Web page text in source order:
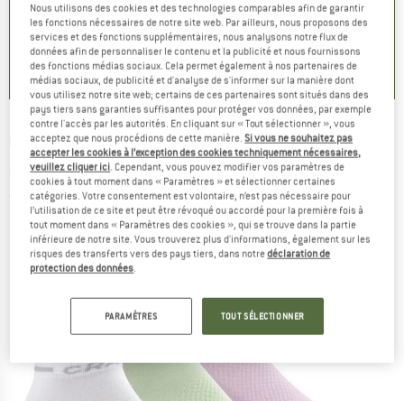
3
)
4,99 €
+1
4,7(80)
4,79 €
+2
4,7(63)
CRAFT -Core Dry Mid Socks 3-Pack -
Chaussettes de cyclisme
(0)
Nous utilisons des cookies et des technologies comparables afin de garantir
les fonctions nécessaires de notre site web. Par ailleurs, nous proposons des
services et des fonctions supplémentaires, nous analysons notre flux de
données afin de personnaliser le contenu et la publicité et nous fournissons
des fonctions médias sociaux. Cela permet également à nos partenaires de
médias sociaux, de publicité et d'analyse de s'informer sur la manière dont
vous utilisez notre site web; certains de ces partenaires sont situés dans des
pays tiers sans garanties suffisantes pour protéger vos données, par exemple
contre l'accès par les autorités. En cliquant sur « Tout sélectionner », vous
acceptez que nous procédions de cette manière.Si vous ne souhaitez pas
accepter les cookies à l’exception des cookies techniquement nécessaires,
veuillez cliquer ici. Cependant, vous pouvez modifier vos paramètres de
cookies à tout moment dans « Paramètres » et sélectionner certaines
catégories. Votre consentement est volontaire, n’est pas nécessaire pour
l’utilisation de ce site et peut être révoqué ou accordé pour la première fois à
tout moment dans « Paramètres des cookies », qui se trouve dans la partie
inférieure de notre site. Vous trouverez plus d'informations, également sur les
risques des transferts vers des pays tiers, dans notredéclaration de
protection des données.
PARAMÈTRES TOUT SÉLECTIONNER